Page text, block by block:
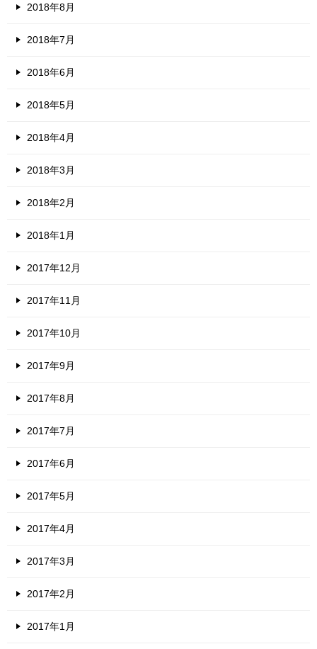
2018年8月
2018年7月
2018年6月
2018年5月
2018年4月
2018年3月
2018年2月
2018年1月
2017年12月
2017年11月
2017年10月
2017年9月
2017年8月
2017年7月
2017年6月
2017年5月
2017年4月
2017年3月
2017年2月
2017年1月